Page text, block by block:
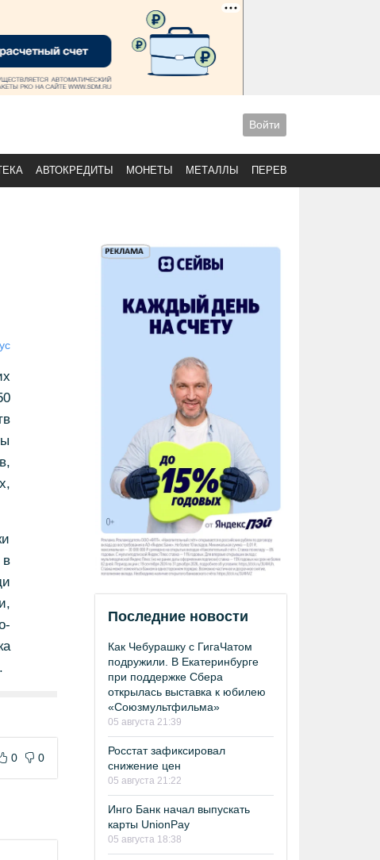
Войти
АВТОКРЕДИТЫ МОНЕТЫ МЕТАЛЛЫ ПЕРЕВОДЫ
0 0
Последние новости
Как Чебурашку с ГигаЧатом
подружили. В Екатеринбурге
при поддержке Сбера
открылась выставка к юбилею
«Союзмультфильма»
05 августа 21:39
Росстат зафиксировал
снижение цен
05 августа 21:22
Инго Банк начал выпускать
карты UnionPay
05 августа 18:38